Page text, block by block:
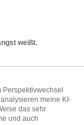
weißt.
Perspektivwechsel
meine KI-
das sehr
und auch